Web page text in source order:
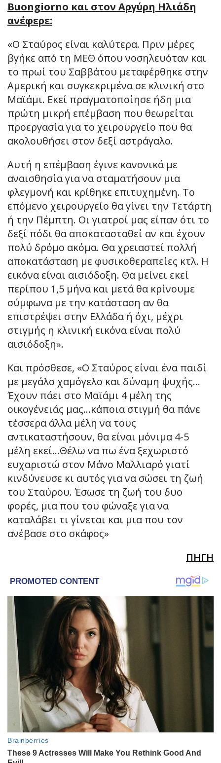
Buongiorno και στον Αργύρη Ηλιάδη
ανέφερε:
«Ο Σταύρος είναι καλύτερα. Πριν μέρες
βγήκε από τη ΜΕΘ όπου νοσηλευόταν και
το πρωί του Σαββάτου μεταφέρθηκε στην
Αμερική και συγκεκριμένα σε κλινική στο
Μαϊάμι. Εκεί πραγματοποίησε ήδη μια
πρώτη μικρή επέμβαση που θεωρείται
προεργασία για το χειρουργείο που θα
ακολουθήσει στον δεξί αστράγαλο.
Αυτή η επέμβαση έγινε κανονικά με
αναισθησία για να σταματήσουν μια
φλεγμονή και κρίθηκε επιτυχημένη. Το
επόμενο χειρουργείο θα γίνει την Τετάρτη
ή την Πέμπτη. Οι γιατροί μας είπαν ότι το
δεξί πόδι θα αποκατασταθεί αν και έχουν
πολύ δρόμο ακόμα. Θα χρειαστεί πολλή
αποκατάσταση με φυσικοθεραπείες κτλ. Η
εικόνα είναι αισιόδοξη. Θα μείνει εκεί
περίπου 1,5 μήνα και μετά θα κρίνουμε
σύμφωνα με την κατάσταση αν θα
επιστρέψει στην Ελλάδα ή όχι, μέχρι
στιγμής η κλινική εικόνα είναι πολύ
αισιόδοξη».
Και πρόσθεσε, «Ο Σταύρος είναι ένα παιδί
με μεγάλο χαμόγελο και δύναμη ψυχής…
Έχουν πάει στο Μαϊάμι 4 μέλη της
οικογένειάς μας…κάποια στιγμή θα πάνε
τέσσερα άλλα μέλη να τους
αντικαταστήσουν, θα είναι μόνιμα 4-5
μέλη εκεί…Θέλω να πω ένα ξεχωριστό
ευχαριστώ στον Μάνο Μαλλιαρό γιατί
κινδύνευσε κι αυτός για να σώσει τη ζωή
του Σταύρου. Έσωσε τη ζωή του δυο
φορές, μια που του φώναξε για να
καταλάβει τι γίνεται και μια που τον
ανέβασε στο σκάφος»
ΠΗΓΗ